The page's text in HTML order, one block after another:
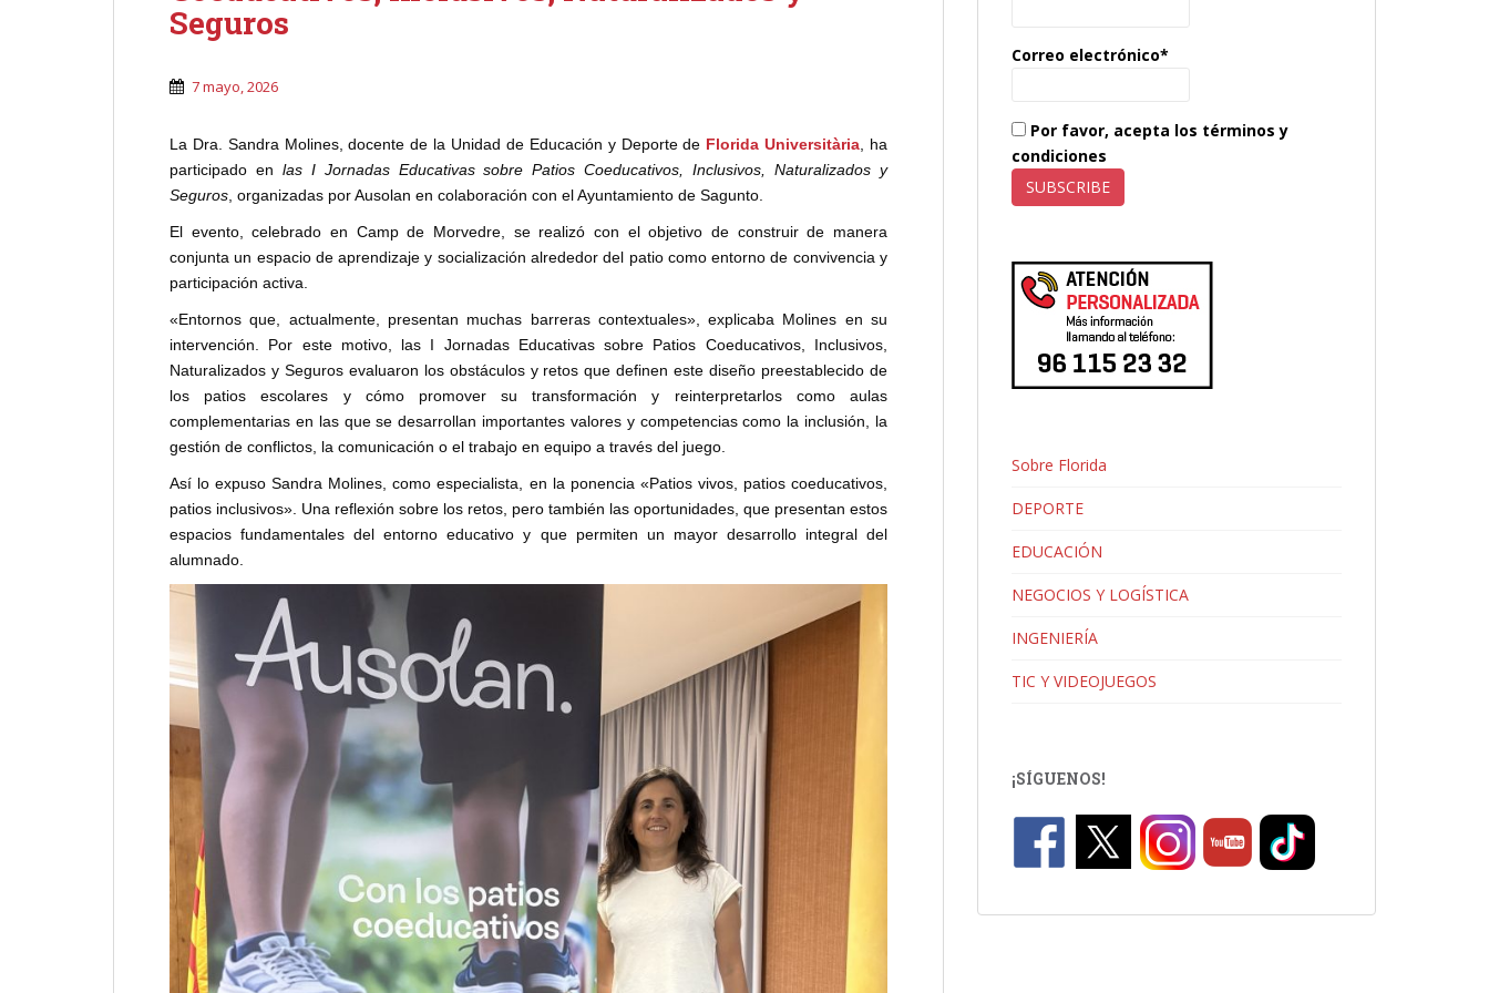
Seguros
7 mayo, 2026
La Dra. Sandra Molines, docente de la Unidad de Educación y Deporte de Florida Universitària , ha
participado en las I Jornadas Educativas sobre Patios Coeducativos, Inclusivos, Naturalizados y
Seguros , organizadas por Ausolan en colaboración con el Ayuntamiento de Sagunto.
El evento, celebrado en Camp de Morvedre, se realizó con el objetivo de construir de manera
conjunta un espacio de aprendizaje y socialización alrededor del patio como entorno de convivencia y
participación activa.
«Entornos que, actualmente, presentan muchas barreras contextuales», explicaba Molines en su
intervención. Por este motivo, las I Jornadas Educativas sobre Patios Coeducativos, Inclusivos,
Naturalizados y Seguros evaluaron los obstáculos y retos que definen este diseño preestablecido de
los patios escolares y cómo promover su transformación y reinterpretarlos como aulas
complementarias en las que se desarrollan importantes valores y competencias como la inclusión, la
gestión de conflictos, la comunicación o el trabajo en equipo a través del juego.
Así lo expuso Sandra Molines, como especialista, en la ponencia «Patios vivos, patios coeducativos,
patios inclusivos». Una reflexión sobre los retos, pero también las oportunidades, que presentan estos
espacios fundamentales del entorno educativo y que permiten un mayor desarrollo integral del
alumnado.
Correo electrónico*
Por favor, acepta los términos y
condiciones
Sobre Florida
DEPORTE
EDUCACIÓN
NEGOCIOS Y LOGÍSTICA
INGENIERÍA
TIC Y VIDEOJUEGOS
¡SÍGUENOS!